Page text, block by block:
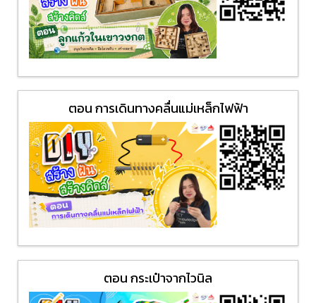
ตอน การเดินทางคลื่นแม่เหล็กไฟฟ้า
ตอน กระเป๋าจากไวนิล